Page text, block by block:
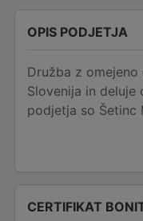
OPIS PODJETJA
Družba z omejeno
Slovenija in deluje
podjetja so
CERTIFIKAT